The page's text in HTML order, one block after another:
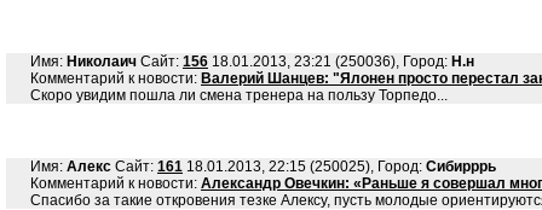
Имя: Николаич Сайт: 156 18.01.2013, 23:21 (250036), Город: Н.н
Комментарий к новости: Валерий Шанцев: "Ялонен просто перестал
Скоро увидим пошла ли смена тренера на пользу Торпедо...
Имя: Алекс Сайт: 161 18.01.2013, 22:15 (250025), Город: Сибирррь
Комментарий к новости: Александр Овечкин: «Раньше я совершал
Спасибо за такие откровения тезке Алексу, пусть молодые